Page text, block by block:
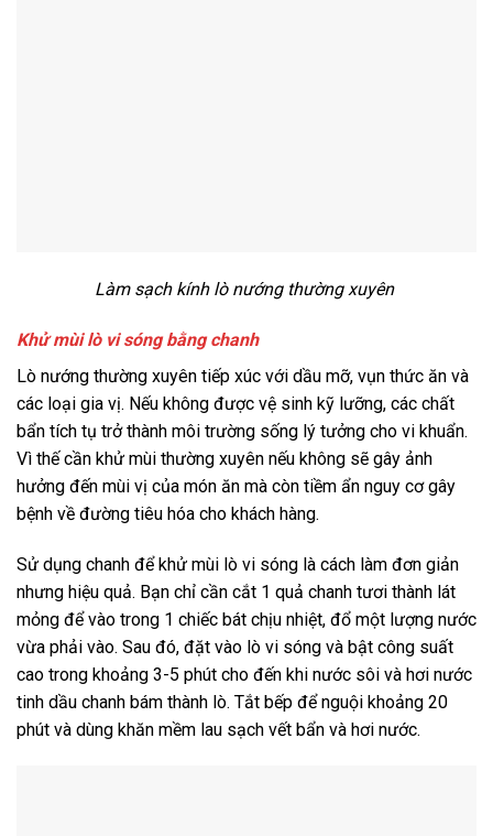
Làm sạch kính lò nướng thường xuyên
Khử mùi lò vi sóng bằng chanh
Lò nướng thường xuyên tiếp xúc với dầu mỡ, vụn thức ăn và
các loại gia vị. Nếu không được vệ sinh kỹ lưỡng, các chất
bẩn tích tụ trở thành môi trường sống lý tưởng cho vi khuẩn.
Vì thế cần khử mùi thường xuyên nếu không sẽ gây ảnh
hưởng đến mùi vị của món ăn mà còn tiềm ẩn nguy cơ gây
bệnh về đường tiêu hóa cho khách hàng.
Sử dụng chanh để khử mùi lò vi sóng là cách làm đơn giản
nhưng hiệu quả. Bạn chỉ cần cắt 1 quả chanh tươi thành lát
mỏng để vào trong 1 chiếc bát chịu nhiệt, đổ một lượng nước
vừa phải vào. Sau đó, đặt vào lò vi sóng và bật công suất
cao trong khoảng 3-5 phút cho đến khi nước sôi và hơi nước
tinh dầu chanh bám thành lò. Tắt bếp để nguội khoảng 20
phút và dùng khăn mềm lau sạch vết bẩn và hơi nước.